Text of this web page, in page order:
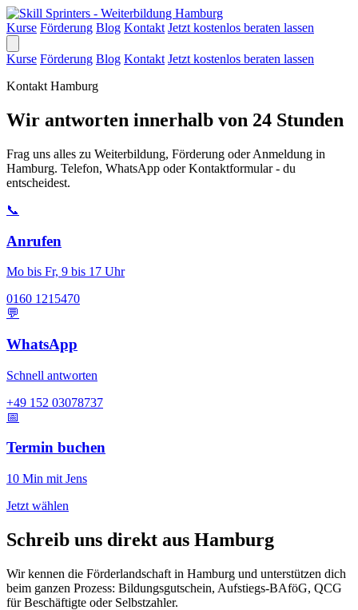
Kurse Förderung Blog Kontakt Jetzt kostenlos beraten lassen
Kurse Förderung Blog Kontakt Jetzt kostenlos beraten lassen
Kontakt Hamburg
Wir antworten innerhalb von 24 Stunden
Frag uns alles zu Weiterbildung, Förderung oder Anmeldung in
Hamburg. Telefon, WhatsApp oder Kontaktformular - du
entscheidest.
📞
Anrufen
Mo bis Fr, 9 bis 17 Uhr
0160 1215470
💬
WhatsApp
Schnell antworten
+49 152 03078737
📅
Termin buchen
10 Min mit Jens
Jetzt wählen
Schreib uns direkt aus Hamburg
Wir kennen die Förderlandschaft in Hamburg und unterstützen dich
beim ganzen Prozess: Bildungsgutschein, Aufstiegs-BAföG, QCG
für Beschäftigte oder Selbstzahler.